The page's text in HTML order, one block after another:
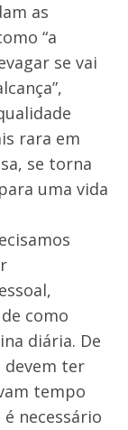
as
“a
se vai
rara em
se torna
uma vida
como
diária. De
devem ter
tempo
necessário